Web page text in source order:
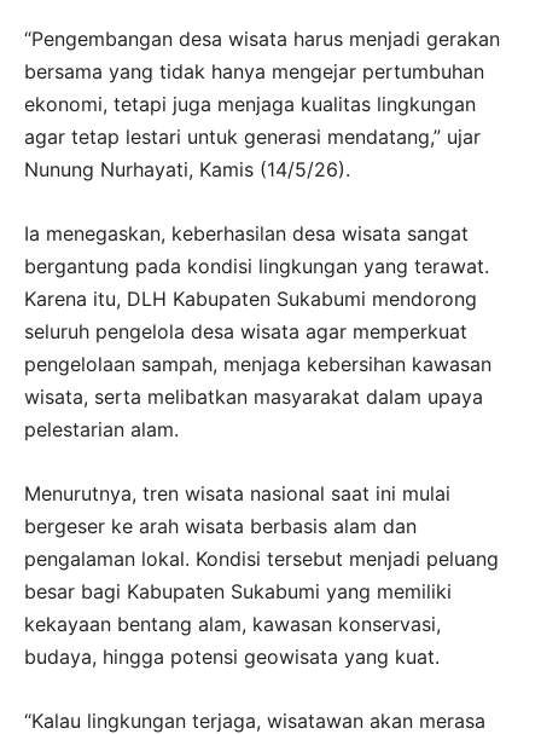
“Pengembangan desa wisata harus menjadi gerakan
bersama yang tidak hanya mengejar pertumbuhan
ekonomi, tetapi juga menjaga kualitas lingkungan
agar tetap lestari untuk generasi mendatang,” ujar
Nunung Nurhayati, Kamis (14/5/26).
Ia menegaskan, keberhasilan desa wisata sangat
bergantung pada kondisi lingkungan yang terawat.
Karena itu, DLH Kabupaten Sukabumi mendorong
seluruh pengelola desa wisata agar memperkuat
pengelolaan sampah, menjaga kebersihan kawasan
wisata, serta melibatkan masyarakat dalam upaya
pelestarian alam.
Menurutnya, tren wisata nasional saat ini mulai
bergeser ke arah wisata berbasis alam dan
pengalaman lokal. Kondisi tersebut menjadi peluang
besar bagi Kabupaten Sukabumi yang memiliki
kekayaan bentang alam, kawasan konservasi,
budaya, hingga potensi geowisata yang kuat.
“Kalau lingkungan terjaga, wisatawan akan merasa